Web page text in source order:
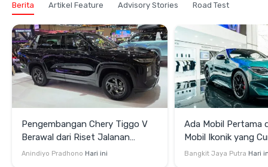
Berita Artikel Feature Advisory Stories Road Test
Pengembangan Chery Tiggo V
Berawal dari Riset Jalanan
Indonesia
Anindiyo Pradhono Hari ini
Ada Mobil Pertama
Mobil Ikonik yang
di GIIAS 2026
Bangkit Jaya Putra Hari